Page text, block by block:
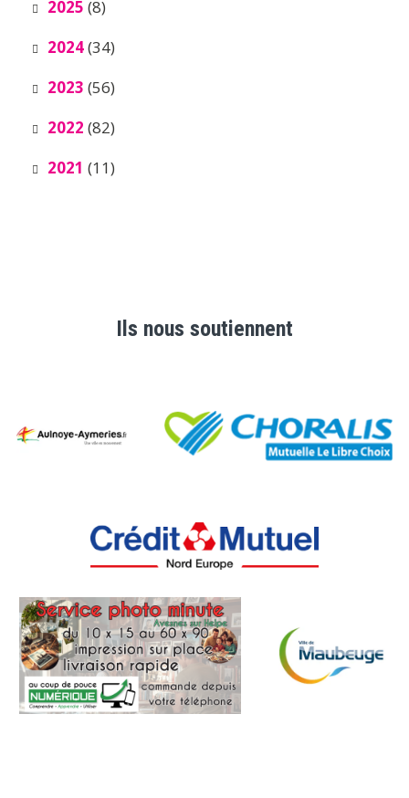
2025 (8)
2024(34)
2023 (56)
2022 (82)
2021 (11)
Ils nous soutiennent